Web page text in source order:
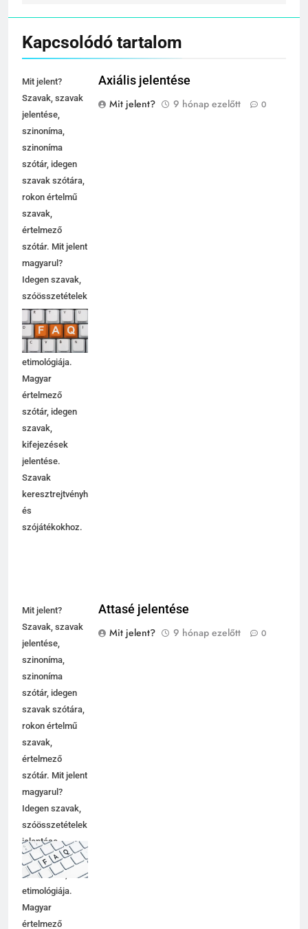
Kapcsolódó tartalom
Mit jelent?
Szavak, szavak
jelentése,
szinoníma,
szinoníma
szótár, idegen
szavak szótára,
rokon értelmű
szavak,
értelmező
szótár. Mit jelent
magyarul?
Idegen szavak,
szóösszetételek
jelentése,
magyarázata,
használata,
etimológiája.
Magyar
értelmező
szótár, idegen
szavak,
kifejezések
jelentése.
Szavak
keresztrejtvényhez
és
Mit jelent?
Szavak, szavak
jelentése,
szinoníma,
szinoníma
szótár, idegen
szavak szótára,
rokon értelmű
szavak,
értelmező
szótár. Mit jelent
magyarul?
Idegen szavak,
szóösszetételek
jelentése,
magyarázata,
használata,
etimológiája.
Magyar